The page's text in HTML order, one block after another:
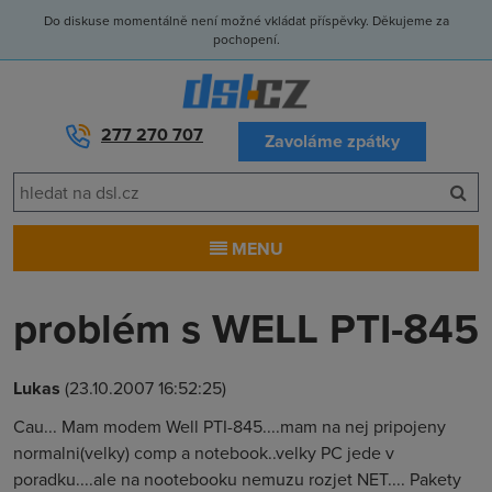
Do diskuse momentálně není možné vkládat příspěvky. Děkujeme za
pochopení.
277 270 707 Zavoláme zpátky
MENU
problém s WELL PTI-845
Lukas (23.10.2007 16:52:25)
Cau... Mam modem Well PTI-845....mam na nej pripojeny
normalni(velky) comp a notebook..velky PC jede v
poradku....ale na nootebooku nemuzu rozjet NET.... Pakety